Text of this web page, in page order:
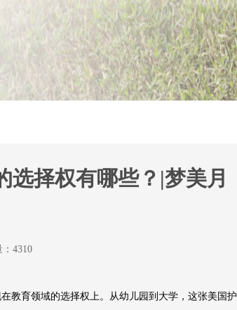
择权有哪些？|梦美月
4310
教育领域的选择权上。从幼儿园到大学，这张美国护